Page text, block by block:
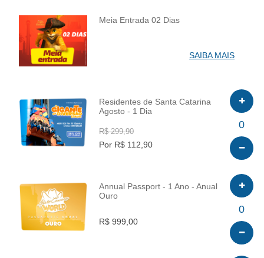
INFO
Meia Entrada 02 Dias
SAIBA MAIS
INFO
Residentes de Santa Catarina
Agosto - 1 Dia
R$ 299,90
Por R$ 112,90
0
INFO
Annual Passport - 1 Ano - Anual
Ouro
R$ 999,00
0